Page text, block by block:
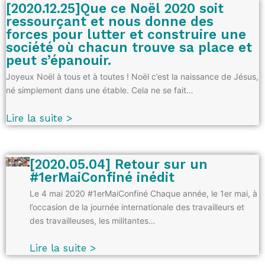
[2020.12.25]Que ce Noël 2020 soit
ressourçant et nous donne des
forces pour lutter et construire une
société où chacun trouve sa place et
peut s’épanouir.
Joyeux Noël à tous et à toutes ! Noël c’est la naissance de Jésus,
né simplement dans une étable. Cela ne se fait…
Lire la suite >
[2020.05.04] Retour sur un
#1erMaiConfiné inédit
Le 4 mai 2020 #1erMaiConfiné Chaque année, le 1er mai, à
l’occasion de la journée internationale des travailleurs et
des travailleuses, les militantes…
Lire la suite >